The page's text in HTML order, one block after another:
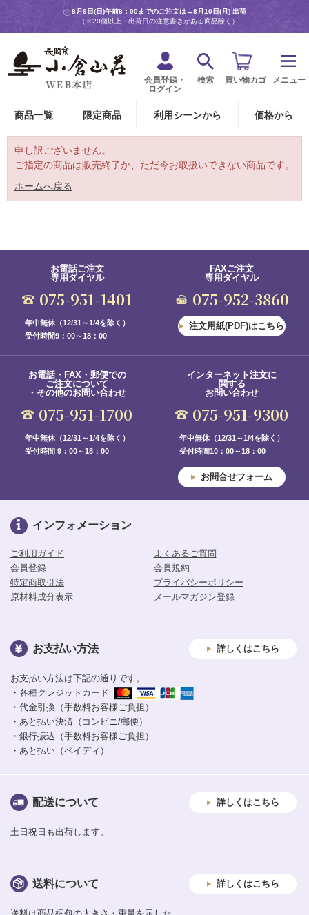
8月9日(日)午前8：00までのご注文は→8月10日(月) 出荷
（※20個以上・出荷日の注意書きがある商品除く）
会員登録・
ログイン
検索 買い物カゴ メニュー
商品一覧 限定商品 利用シーンから 価格から
申し訳ございません。
ご指定の商品は販売終了か、ただ今お取扱いできない商品です。
ホームへ戻る
お電話ご注文
専用ダイヤル
075-951-1401
年中無休（12/31～1/4を除く）
受付時間9：00～18：00
FAXご注文
専用ダイヤル
075-952-3860
注文用紙(PDF)はこちら
お電話・FAX・郵便での
ご注文について
・その他のお問い合わせ
075-951-1700
年中無休（12/31～1/4を除く）
受付時間 9：00～18：00
インターネット注文に
関する
お問い合わせ
075-951-9300
年中無休（12/31～1/4を除く）
受付時間10：00～18：00
お問合せフォーム
インフォメーション
ご利用ガイド
よくあるご質問
会員登録
会員規約
特定商取引法
プライバシーポリシー
原材料成分表示
メールマガジン登録
お支払い方法 詳しくはこちら
お支払い方法は下記の通りです。
・各種クレジットカード
・代金引換（手数料お客様ご負担）
・あと払い決済（コンビニ/郵便）
・銀行振込（手数料お客様ご負担）
・あと払い（ペイディ）
配送について 詳しくはこちら
土日祝日も出荷します。
送料について 詳しくはこちら